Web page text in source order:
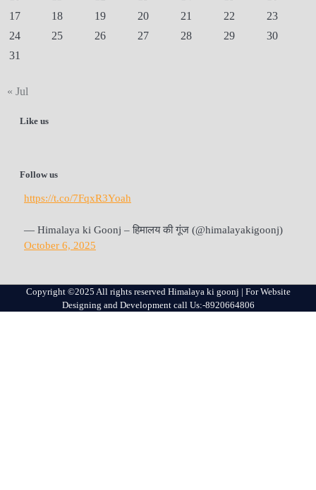
17
18 19 20 21 22
23
24
25 26 27 28 29
30
31
« Jul
Like us
Follow us
https://t.co/7FqxR3Yoah
— Himalaya ki Goonj – हिमालय की गूंज (@himalayakigoonj)
October 6, 2025
Copyright ©2025 All rights reserved Himalaya ki goonj | For Website
Designing and Development call Us:-8920664806